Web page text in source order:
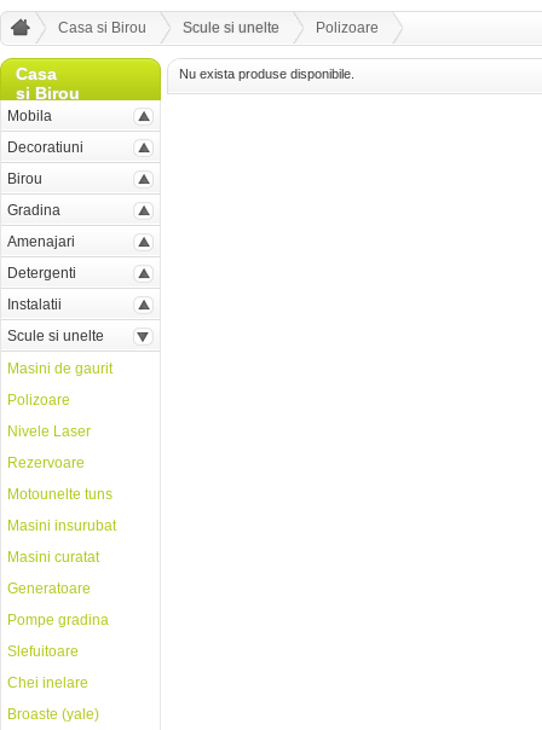
Casa si Birou Scule si unelte Polizoare
Nu exista produse disponibile.
Casa
si Birou
Mobila
Decoratiuni
Birou
Gradina
Amenajari
Detergenti
Instalatii
Scule si unelte
Masini de gaurit
Polizoare
Nivele Laser
Rezervoare
Motounelte tuns
Masini insurubat
Masini curatat
Generatoare
Pompe gradina
Slefuitoare
Chei inelare
Broaste (yale)